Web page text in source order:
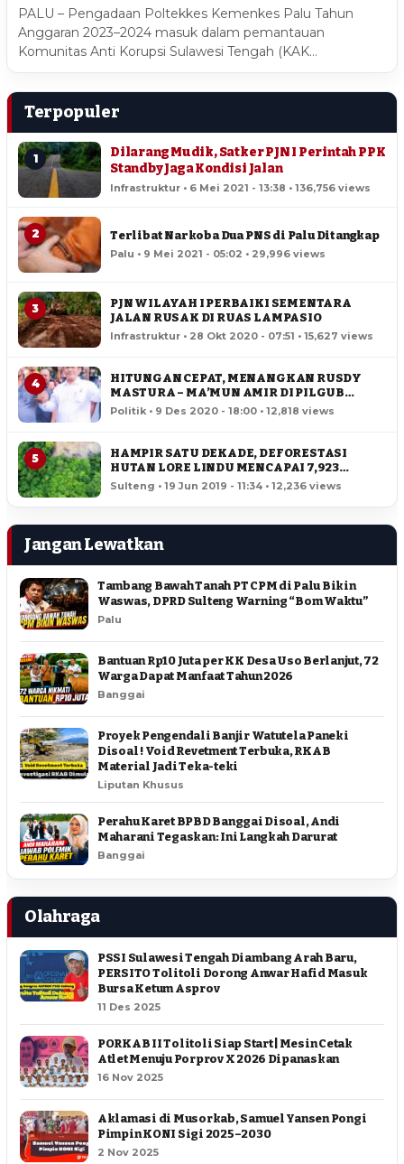
PALU – Pengadaan Poltekkes Kemenkes Palu Tahun
Anggaran 2023–2024 masuk dalam pemantauan
Komunitas Anti Korupsi Sulawesi Tengah (KAK…
Terpopuler
1
Dilarang Mudik, Satker PJN I Perintah PPK
Standby Jaga Kondisi Jalan
Infrastruktur • 6 Mei 2021 - 13:38 • 136,756 views
2 Terlibat Narkoba Dua PNS di Palu Ditangkap
Palu • 9 Mei 2021 - 05:02 • 29,996 views
3
PJN WILAYAH I PERBAIKI SEMENTARA
JALAN RUSAK DI RUAS LAMPASIO
Infrastruktur • 28 Okt 2020 - 07:51 • 15,627 views
4
HITUNGAN CEPAT, MENANGKAN RUSDY
MASTURA – MA’MUN AMIR DI PILGUB
SULTENG
Politik • 9 Des 2020 - 18:00 • 12,818 views
5
HAMPIR SATU DEKADE, DEFORESTASI
HUTAN LORE LINDU MENCAPAI 7,923
HEKTAR
Sulteng • 19 Jun 2019 - 11:34 • 12,236 views
Jangan Lewatkan
Tambang Bawah Tanah PT CPM di Palu Bikin
Waswas, DPRD Sulteng Warning “Bom Waktu”
Palu
Bantuan Rp10 Juta per KK Desa Uso Berlanjut, 72
Warga Dapat Manfaat Tahun 2026
Banggai
Proyek Pengendali Banjir Watutela Paneki
Disoal ! Void Revetment Terbuka, RKAB
Material Jadi Teka-teki
Liputan Khusus
Perahu Karet BPBD Banggai Disoal, Andi
Maharani Tegaskan: Ini Langkah Darurat
Banggai
Olahraga
PSSI Sulawesi Tengah Diambang Arah Baru,
PERSITO Tolitoli Dorong Anwar Hafid Masuk
Bursa Ketum Asprov
11 Des 2025
PORKAB II Tolitoli Siap Start | Mesin Cetak
Atlet Menuju Porprov X 2026 Dipanaskan
16 Nov 2025
Aklamasi di Musorkab, Samuel Yansen Pongi
Pimpin KONI Sigi 2025–2030
2 Nov 2025